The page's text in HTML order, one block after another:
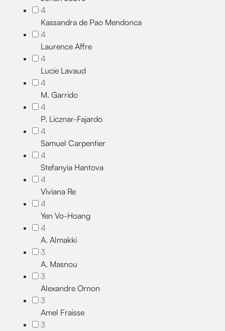
4
Kassandra de Pao Mendonca
4
Laurence Affre
4
Lucie Lavaud
4
M. Garrido
4
P. Licznar-Fajardo
4
Samuel Carpentier
4
Stefanyia Hantova
4
Viviana Re
4
Yen Vo-Hoang
4
A. Almakki
3
A. Masnou
3
Alexandre Ornon
3
Amel Fraisse
3